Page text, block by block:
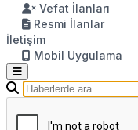
Vefat İlanları
Resmi İlanlar
İletişim
Mobil Uygulama